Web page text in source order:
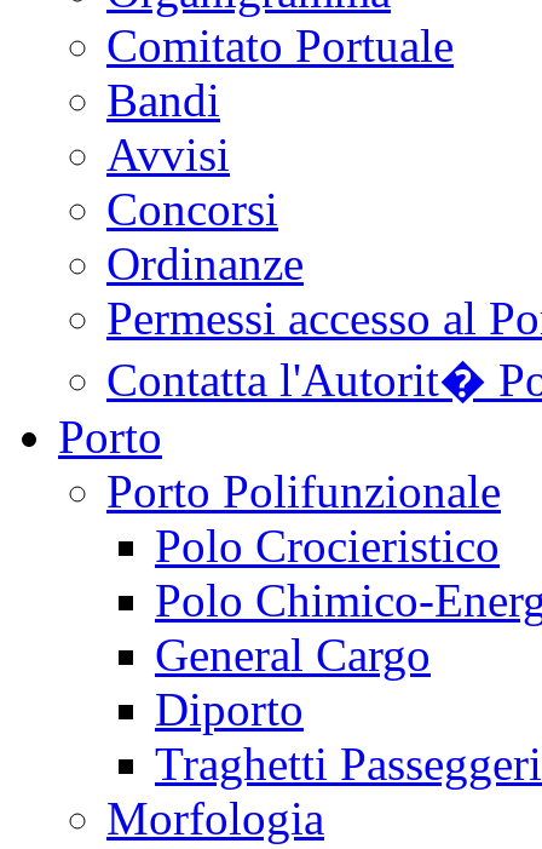
Comitato Portuale
Bandi
Avvisi
Concorsi
Ordinanze
Permessi accesso al
Contatta l'Autorit�
Porto
Porto Polifunzionale
Polo Crocieristico
Polo Chimico-
General Cargo
Diporto
Traghetti Passeggeri
Morfologia